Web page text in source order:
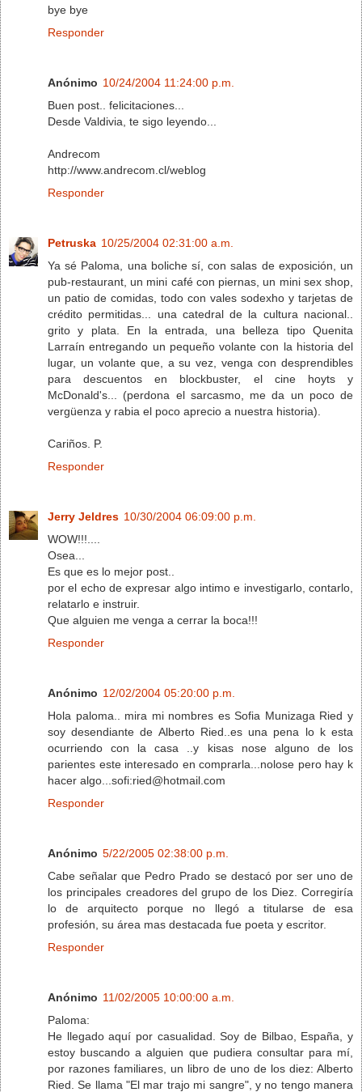
bye bye
Responder
Anónimo 10/24/2004 11:24:00 p.m.
Buen post.. felicitaciones...
Desde Valdivia, te sigo leyendo...
Andrecom
http://www.andrecom.cl/weblog
Responder
Petruska 10/25/2004 02:31:00 a.m.
Ya sé Paloma, una boliche sí, con salas de exposición, un
pub-restaurant, un mini café con piernas, un mini sex shop,
un patio de comidas, todo con vales sodexho y tarjetas de
crédito permitidas... una catedral de la cultura nacional..
grito y plata. En la entrada, una belleza tipo Quenita
Larraín entregando un pequeño volante con la historia del
lugar, un volante que, a su vez, venga con desprendibles
para descuentos en blockbuster, el cine hoyts y
McDonald's... (perdona el sarcasmo, me da un poco de
vergüenza y rabia el poco aprecio a nuestra historia).
Cariños. P.
Responder
Jerry Jeldres 10/30/2004 06:09:00 p.m.
WOW!!!....
Osea...
Es que es lo mejor post..
por el echo de expresar algo intimo e investigarlo, contarlo,
relatarlo e instruir.
Que alguien me venga a cerrar la boca!!!
Responder
Anónimo 12/02/2004 05:20:00 p.m.
Hola paloma.. mira mi nombres es Sofia Munizaga Ried y
soy desendiante de Alberto Ried..es una pena lo k esta
ocurriendo con la casa ..y kisas nose alguno de los
parientes este interesado en comprarla...nolose pero hay k
hacer algo...sofi:ried@hotmail.com
Responder
Anónimo 5/22/2005 02:38:00 p.m.
Cabe señalar que Pedro Prado se destacó por ser uno de
los principales creadores del grupo de los Diez. Corregiría
lo de arquitecto porque no llegó a titularse de esa
profesión, su área mas destacada fue poeta y escritor.
Responder
Anónimo 11/02/2005 10:00:00 a.m.
Paloma:
He llegado aquí por casualidad. Soy de Bilbao, España, y
estoy buscando a alguien que pudiera consultar para mí,
por razones familiares, un libro de uno de los diez: Alberto
Ried. Se llama "El mar trajo mi sangre", y no tengo manera